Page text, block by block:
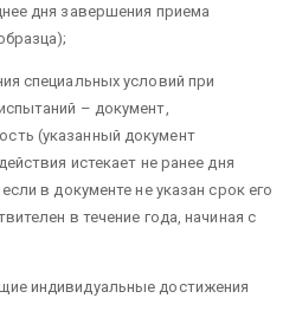
дня завершения приема
специальных условий при
– документ,
(указанный документ
истекает не ранее дня
в документе не указан срок его
в течение года, начиная с
индивидуальные достижения